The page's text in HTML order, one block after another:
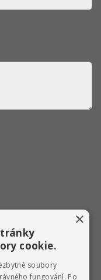
×
cookie.
soubory
fungování. Po